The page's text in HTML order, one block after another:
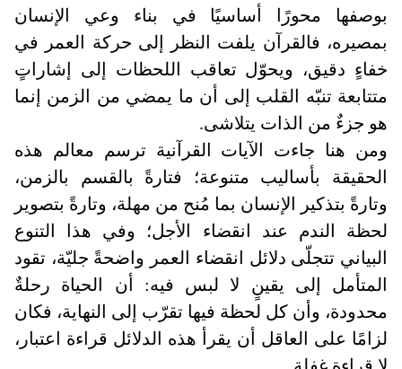
بوصفها محورًا أساسيًا في بناء وعي الإنسان
بمصيره، فالقرآن يلفت النظر إلى حركة العمر في
خفاءٍ دقيق، ويحوّل تعاقب اللحظات إلى إشاراتٍ
متتابعة تنبّه القلب إلى أن ما يمضي من الزمن إنما
هو جزءٌ من الذات يتلاشى.
ومن هنا جاءت الآيات القرآنية ترسم معالم هذه
الحقيقة بأساليب متنوعة؛ فتارةً بالقسم بالزمن،
وتارةً بتذكير الإنسان بما مُنح من مهلة، وتارةً بتصوير
لحظة الندم عند انقضاء الأجل؛ وفي هذا التنوع
البياني تتجلّى دلائل انقضاء العمر واضحةً جليّة، تقود
المتأمل إلى يقينٍ لا لبس فيه: أن الحياة رحلةٌ
محدودة، وأن كل لحظة فيها تقرّب إلى النهاية، فكان
لزامًا على العاقل أن يقرأ هذه الدلائل قراءة اعتبار،